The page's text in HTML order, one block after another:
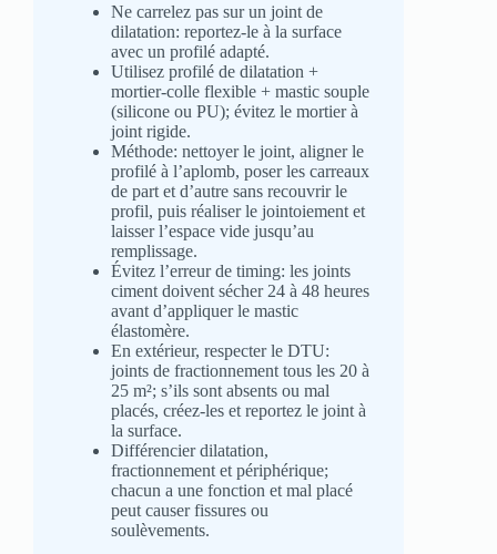
Ne carrelez pas sur un joint de
dilatation: reportez-le à la surface
avec un profilé adapté.
Utilisez profilé de dilatation +
mortier-colle flexible + mastic souple
(silicone ou PU); évitez le mortier à
joint rigide.
Méthode: nettoyer le joint, aligner le
profilé à l’aplomb, poser les carreaux
de part et d’autre sans recouvrir le
profil, puis réaliser le jointoiement et
laisser l’espace vide jusqu’au
remplissage.
Évitez l’erreur de timing: les joints
ciment doivent sécher 24 à 48 heures
avant d’appliquer le mastic
élastomère.
En extérieur, respecter le DTU:
joints de fractionnement tous les 20 à
25 m²; s’ils sont absents ou mal
placés, créez-les et reportez le joint à
la surface.
Différencier dilatation,
fractionnement et périphérique;
chacun a une fonction et mal placé
peut causer fissures ou
soulèvements.